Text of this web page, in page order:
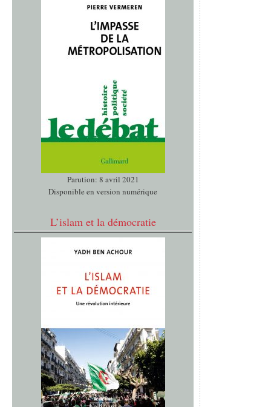
Parution: 8 avril 2021
Disponible en version numérique
L’islam et la démocratie